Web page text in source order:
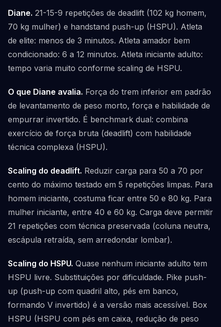
Diane. 21-15-9 repetições de deadlift (102 kg homem,
70 kg mulher) e handstand push-up (HSPU). Atleta
de elite: menos de 3 minutos. Atleta amador bem
condicionado: 6 a 12 minutos. Atleta iniciante adulto:
tempo varia muito conforme scaling de HSPU.
O que Diane avalia. Força do trem inferior em padrão
de levantamento de peso morto, força e habilidade de
empurrar invertido. É benchmark dual: combina
exercício de força bruta (deadlift) com habilidade
técnica complexa (HSPU).
Scaling do deadlift. Reduzir carga para 50 a 70 por
cento do máximo testado em 5 repetições limpas. Para
homem iniciante, costuma ficar entre 50 e 80 kg. Para
mulher iniciante, entre 40 e 60 kg. Carga deve permitir
21 repetições com técnica preservada (coluna neutra,
escápula retraída, sem arredondar lombar).
Scaling do HSPU. Quase nenhum iniciante adulto tem
HSPU livre. Substituições por dificuldade. Pike push-
up (push-up com quadril alto, pés em banco,
formando V invertido) é a versão mais acessível. Box
HSPU (HSPU com pés em caixa, redução de peso